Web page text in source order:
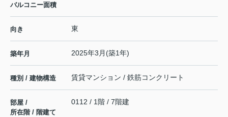
バルコニー面積
向き 東
築年月 2025年3月(築1年)
種別 / 建物構造 賃貸マンション / 鉄筋コンクリート
部屋 /
所在階 / 階建て
0112 / 1階 / 7階建